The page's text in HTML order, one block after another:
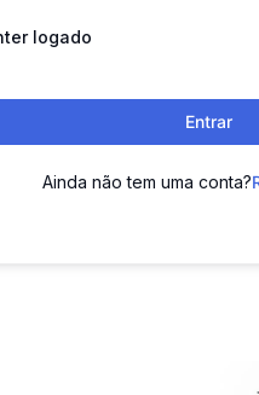
logado
Entrar
Ainda não tem uma conta?